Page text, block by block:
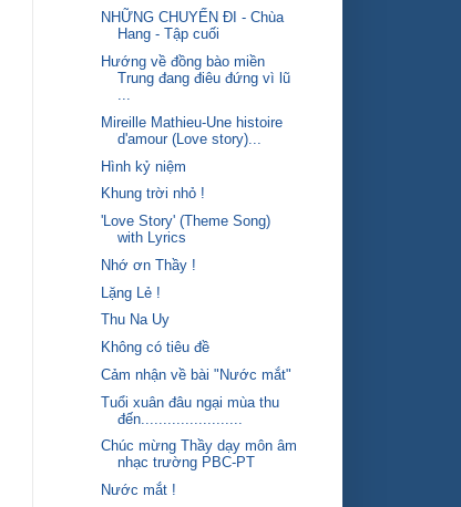
NHỮNG CHUYẾN ĐI - Chùa
Hang - Tập cuối
Hướng về đồng bào miền
Trung đang điêu đứng vì lũ
...
Mireille Mathieu-Une histoire
d'amour (Love story)...
Hình kỷ niệm
Khung trời nhỏ !
'Love Story' (Theme Song)
with Lyrics
Nhớ ơn Thầy !
Lặng Lẻ !
Thu Na Uy
Không có tiêu đề
Cảm nhận về bài "Nước mắt"
Tuổi xuân đâu ngại mùa thu
đến.......................
Chúc mừng Thầy dạy môn âm
nhạc trường PBC-PT
Nước mắt !